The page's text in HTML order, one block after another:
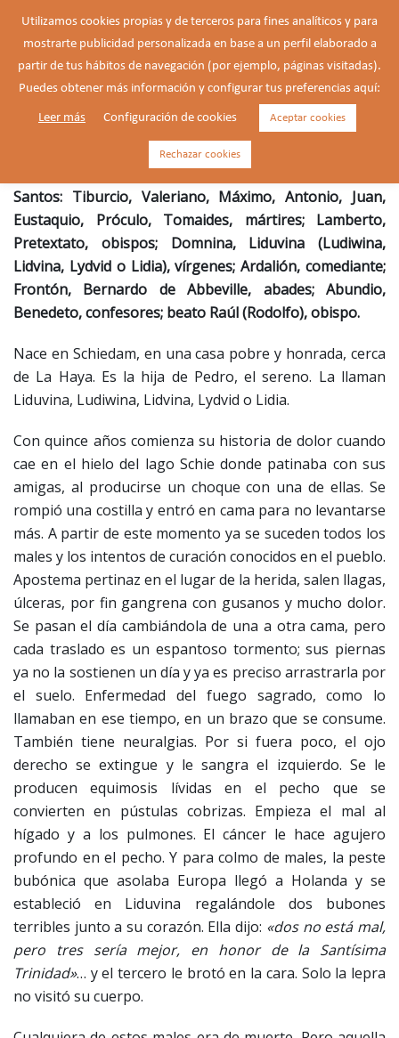
Liduvina, virgen (1380-1433)
Santos: Tiburcio, Valeriano, Máximo, Antonio, Juan,
Eustaquio, Próculo, Tomaides, mártires; Lamberto,
Pretextato, obispos; Domnina, Liduvina (Ludiwina,
Lidvina, Lydvid o Lidia), vírgenes; Ardalión, comediante;
Frontón, Bernardo de Abbeville, abades; Abundio,
Benedeto, confesores; beato Raúl (Rodolfo), obispo.
Nace en Schiedam, en una casa pobre y honrada, cerca
de La Haya. Es la hija de Pedro, el sereno. La llaman
Liduvina, Ludiwina, Lidvina, Lydvid o Lidia.
Con quince años comienza su historia de dolor cuando
cae en el hielo del lago Schie donde patinaba con sus
amigas, al producirse un choque con una de ellas. Se
rompió una costilla y entró en cama para no levantarse
más. A partir de este momento ya se suceden todos los
males y los intentos de curación conocidos en el pueblo.
Apostema pertinaz en el lugar de la herida, salen llagas,
úlceras, por fin gangrena con gusanos y mucho dolor.
Se pasan el día cambiándola de una a otra cama, pero
cada traslado es un espantoso tormento; sus piernas
ya no la sostienen un día y ya es preciso arrastrarla por
el suelo. Enfermedad del fuego sagrado, como lo
llamaban en ese tiempo, en un brazo que se consume.
También tiene neuralgias. Por si fuera poco, el ojo
derecho se extingue y le sangra el izquierdo. Se le
producen equimosis lívidas en el pecho que se
convierten en pústulas cobrizas. Empieza el mal al
hígado y a los pulmones. El cáncer le hace agujero
profundo en el pecho. Y para colmo de males, la peste
bubónica que asolaba Europa llegó a Holanda y se
estableció en Liduvina regalándole dos bubones
terribles junto a su corazón. Ella dijo: «dos no está mal,
pero tres sería mejor, en honor de la Santísima
Trinidad»… y el tercero le brotó en la cara. Solo la lepra
no visitó su cuerpo.
Utilizamos cookies propias y de terceros para fines analíticos y para
mostrarte publicidad personalizada en base a un perfil elaborado a
partir de tus hábitos de navegación (por ejemplo, páginas visitadas).
Puedes obtener más información y configurar tus preferencias aquí:
Leer más Configuración de cookies Aceptar cookies
Rechazar cookies